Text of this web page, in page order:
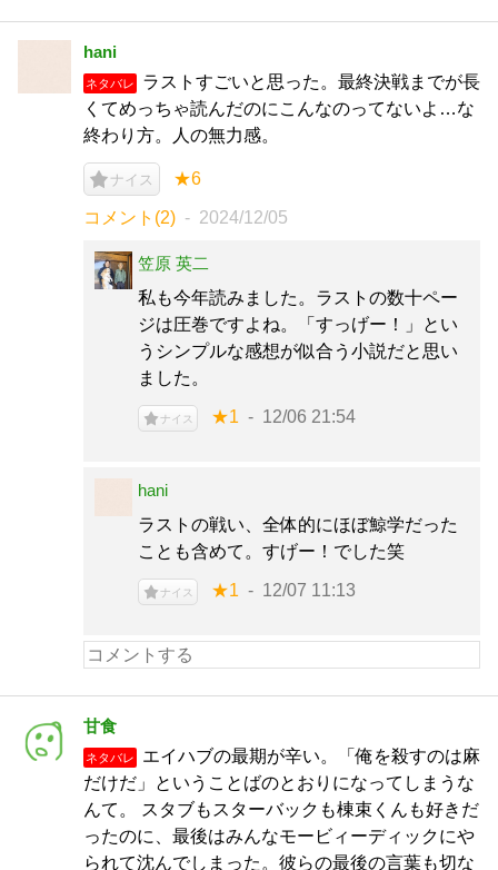
hani
ネタバレ
ラストすごいと思った。最終決戦までが長
くてめっちゃ読んだのにこんなのってないよ…な
終わり方。人の無力感。
ナイス ★6
コメント(2) 2024/12/05
笠原 英二
私も今年読みました。ラストの数十ペー
ジは圧巻ですよね。「すっげー！」とい
うシンプルな感想が似合う小説だと思い
ました。
ナイス ★1 12/06 21:54
hani
ラストの戦い、全体的にほぼ鯨学だった
ことも含めて。すげー！でした笑
ナイス ★1 12/07 11:13
甘食
ネタバレ
エイハブの最期が辛い。「俺を殺すのは麻
だけだ」ということばのとおりになってしまうな
んて。 スタブもスターバックも棟束くんも好きだ
ったのに、最後はみんなモービィーディックにや
られて沈んでしまった。彼らの最後の言葉も切な